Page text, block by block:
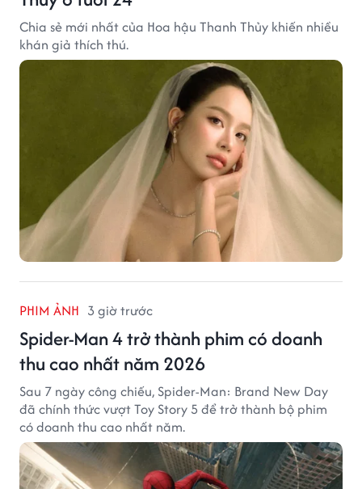
Chia sẻ mới nhất của Hoa hậu Thanh Thủy khiến nhiều
khán giả thích thú.
PHIM ẢNH 3 giờ trước
Spider-Man 4 trở thành phim có doanh
thu cao nhất năm 2026
Sau 7 ngày công chiếu, Spider-Man: Brand New Day
đã chính thức vượt Toy Story 5 để trở thành bộ phim
có doanh thu cao nhất năm.